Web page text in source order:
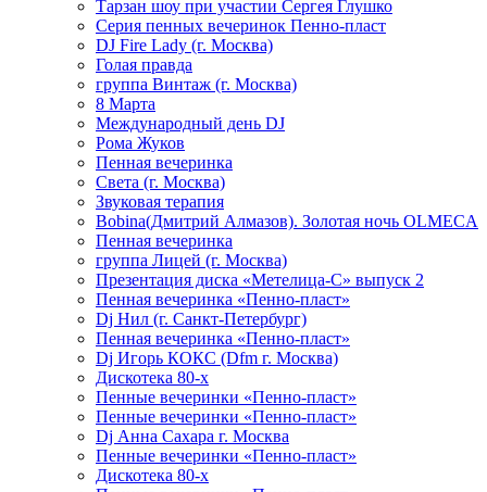
Тарзан шоу при участии Сергея Глушко
Серия пенных вечеринок Пенно-пласт
DJ Fire Lady (г. Москва)
Голая правда
группа Винтаж (г. Москва)
8 Марта
Международный день DJ
Рома Жуков
Пенная вечеринка
Света (г. Москва)
Звуковая терапия
Bobina(Дмитрий Алмазов). Золотая ночь OLMECA
Пенная вечеринка
группа Лицей (г. Москва)
Презентация диска «Метелица-С» выпуск 2
Пенная вечеринка «Пенно-пласт»
Dj Нил (г. Санкт-Петербург)
Пенная вечеринка «Пенно-пласт»
Dj Игорь КОКС (Dfm г. Москва)
Дискотека 80-х
Пенные вечеринки «Пенно-пласт»
Пенные вечеринки «Пенно-пласт»
Dj Анна Сахара г. Москва
Пенные вечеринки «Пенно-пласт»
Дискотека 80-х